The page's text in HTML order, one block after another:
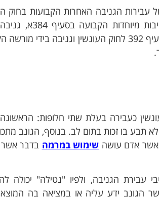
הגניבה האחרות הקבועות בחוק
בסעיף 383 לחוק העונשין כעבירה בעלת שתי
תבע בו זכות בתום לב. בנוסף, הגונב
אדם עושה שימוש במרמה בדבר אשר
רכיבי עבירת הגניבה, ולפיו "נטילה"
הגונב ידע עליה או במציאה בה המוצא